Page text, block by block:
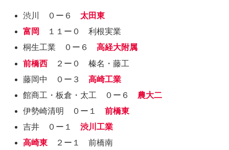
渋川 ０ー６ 太田東
富岡
１１ー０ 利根実業
桐生工業 ０ー６高経大附属
前橋西 ２ー０ 榛名・藤工
藤岡中 ０ー３高崎工業
館商工・板倉・太工 ０ー６ 農大二
伊勢崎清明 ０ー１前橋東
吉井 ０ー１渋川工業
高崎東 ２ー１ 前橋南